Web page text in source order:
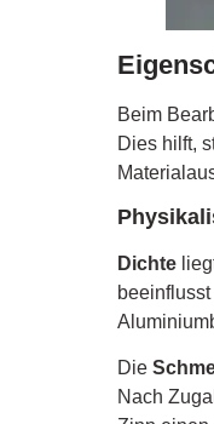
Beim
Dies hilft,
Dichte
Die
Nach